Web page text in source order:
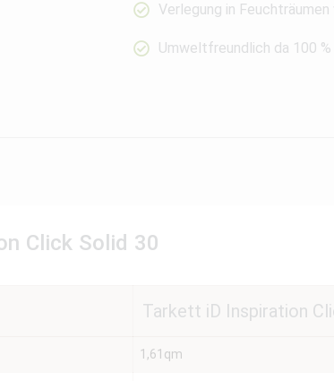
Verlegung in
Umweltfreundlich da 100
Click Solid 30
Tarkett iD Inspiration
1,61qm